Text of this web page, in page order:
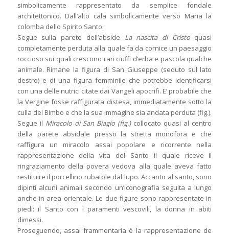
simbolicamente rappresentato da semplice fondale
architettonico. Dall’alto cala simbolicamente verso Maria la
colomba dello Spirito Santo.
Segue sulla parete dell’abside La nascita di Cristoquasi
completamente perduta alla quale fa da cornice un paesaggio
roccioso sui quali crescono rari ciuffi d’erba e pascola qualche
animale. Rimane la figura di San Giuseppe (seduto sul lato
destro) e di una figura femminile che potrebbe identificarsi
con una delle nutrici citate dai Vangeli apocrifi. E’ probabile che
la Vergine fosse raffigurata distesa, immediatamente sotto la
culla del Bimbo e che la sua immagine sia andata perduta (fig.).
Segue il Miracolo di San Biagio (fig.)collocato quasi al centro
della parete absidale presso la stretta monofora e che
raffigura un miracolo assai popolare e ricorrente nella
rappresentazione della vita del Santo il quale riceve il
ringraziamento della povera vedova alla quale aveva fatto
restituire il porcellino rubatole dal lupo. Accanto al santo, sono
dipinti alcuni animali secondo un’iconografia seguita a lungo
anche in area orientale. Le due figure sono rappresentate in
piedi: il Santo con i paramenti vescovili, la donna in abiti
dimessi.
Proseguendo, assai frammentaria è la rappresentazione de